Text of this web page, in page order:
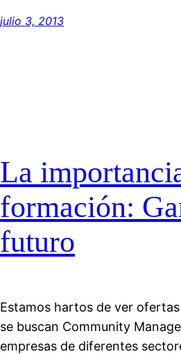
julio 3, 2013
La
formación:
futuro
Estamos hartos de ver
se buscan Community
empresas de diferentes